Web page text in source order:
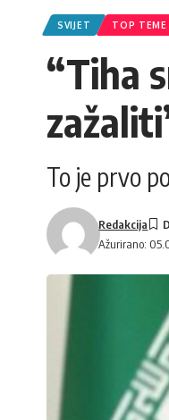
SVIJET TOP TEME
“Tiha
To je prvo
Ažurirano:
Redakcija